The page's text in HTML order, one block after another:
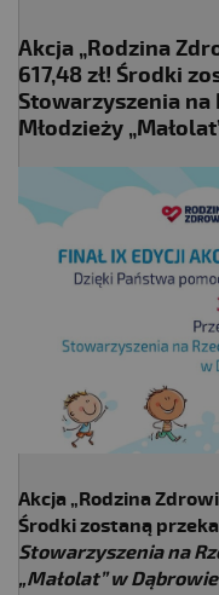
Akcja „Rodzina
617,48 zł! Środki
Stowarzyszenia na
Młodzieży
Akcja „Rodzina
Środki zostaną
Stowarzyszenia na
„Małolat” w